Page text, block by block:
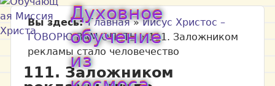
Духовное
обучение
из
Вы здесь Главная»Иисус Христос –
ГОВОРЮ ВАМ ОПЯТЬ»111. Заложником
рекламы стало человечество
111. Заложником